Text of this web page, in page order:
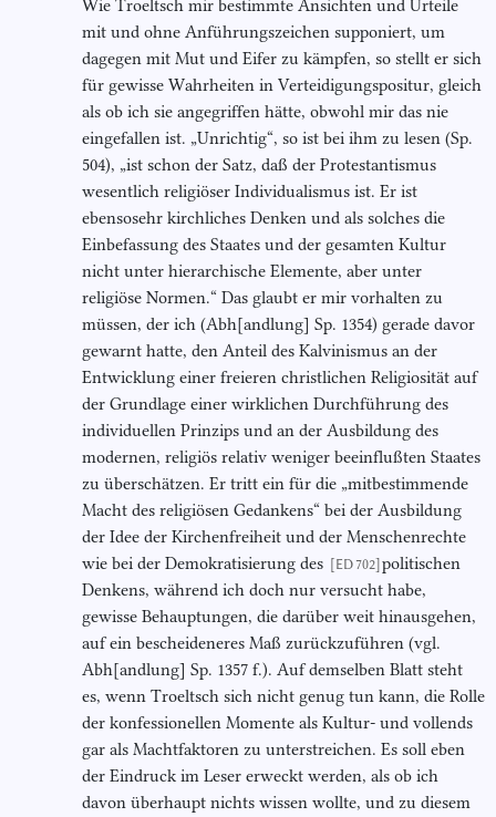
Wie Troeltsch mir bestimmte Ansichten und Urteile
mit und ohne Anführungszeichen supponiert, um
dagegen mit Mut und Eifer zu kämpfen, so stellt er sich
für gewisse Wahrheiten in Verteidigungspositur, gleich
als ob ich sie angegriffen hätte, obwohl mir das nie
eingefallen ist. „Unrichtig“, so ist bei ihm zu lesen (Sp.
504), „ist schon der Satz, daß der Protestantismus
wesentlich religiöser Individualismus ist. Er ist
ebensosehr kirchliches Denken und als solches die
Einbefassung des Staates und der gesamten Kultur
nicht unter hierarchische Elemente, aber unter
religiöse Normen.“ Das glaubt er mir vorhalten zu
müssen, der ich (Abh[andlung] Sp. 1354) gerade davor
gewarnt hatte, den Anteil des Kalvinismus an der
Entwicklung einer freieren christlichen Religiosität auf
der Grundlage einer wirklichen Durchführung des
individuellen Prinzips und an der Ausbildung des
modernen, religiös relativ weniger beeinflußten Staates
zu überschätzen. Er tritt ein für die „mitbestimmende
Macht des religiösen Gedankens“ bei der Ausbildung
der Idee der Kirchenfreiheit und der Menschenrechte
wie bei der Demokratisierung des [ED 702] politischen
Denkens, während ich doch nur versucht habe,
gewisse Behauptungen, die darüber weit hinausgehen,
auf ein bescheideneres Maß zurückzuführen (vgl.
Abh[andlung] Sp. 1357 f.). Auf demselben Blatt steht
es, wenn Troeltsch sich nicht genug tun kann, die Rolle
der konfessionellen Momente als Kultur- und vollends
gar als Machtfaktoren zu unterstreichen. Es soll eben
der Eindruck im Leser erweckt werden, als ob ich
davon überhaupt nichts wissen wollte, und zu diesem